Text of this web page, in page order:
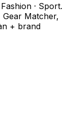
· Sport.
Gear Matcher,
+ brand